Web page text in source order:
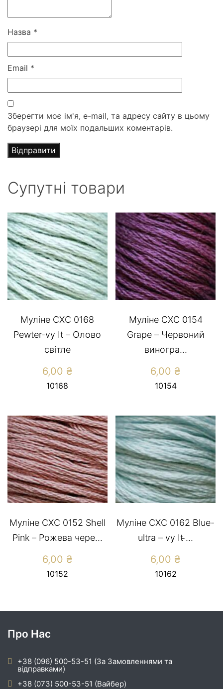
Назва *
Email *
Зберегти моє ім'я, e-mail, та адресу сайту в цьому
браузері для моїх подальших коментарів.
Супутні товари
Муліне СХС 0168
Pewter-vy It – Олово
світле
6,00 ₴
10168
Муліне СХС 0154
Grape – Червоний
виногра...
6,00 ₴
10154
Муліне CXC 0152 Shell
Pink – Рожева чере...
6,00 ₴
10152
Муліне СХС 0162 Blue-
ultra – vy It ̵...
6,00 ₴
10162
Про Нас
+38 (096) 500-53-51 (За Замовленнями та
відправками)
+38 (073) 500-53-51 (Вайбер)